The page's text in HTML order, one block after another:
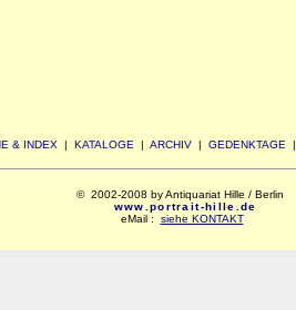
& INDEX | KATALOGE | ARCHIV | GEDENKTAGE
© 2002-2008 by Antiquariat Hille / Berlin
www.portrait-hille.de
eMail : siehe KONTAKT